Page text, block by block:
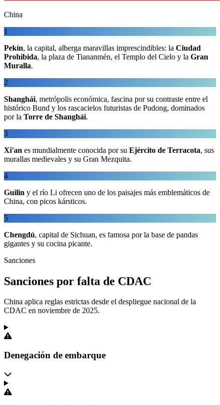
China
1
Pekín, la capital, alberga maravillas imprescindibles: la Ciudad
Prohibida, la plaza de Tiananmén, el Templo del Cielo y la Gran
Muralla.
2
Shanghái, metrópolis económica, fascina por su contraste entre el
histórico Bund y los rascacielos futuristas de Pudong, dominados
por la Torre de Shanghái.
3
Xi'an es mundialmente conocida por su Ejército de Terracota, sus
murallas medievales y su Gran Mezquita.
4
Guilin y el río Li ofrecen uno de los paisajes más emblemáticos de
China, con picos kársticos.
5
Chengdú, capital de Sichuan, es famosa por la base de pandas
gigantes y su cocina picante.
Sanciones
Sanciones por falta de CDAC
China aplica reglas estrictas desde el despliegue nacional de la
CDAC en noviembre de 2025.
Denegación de embarque